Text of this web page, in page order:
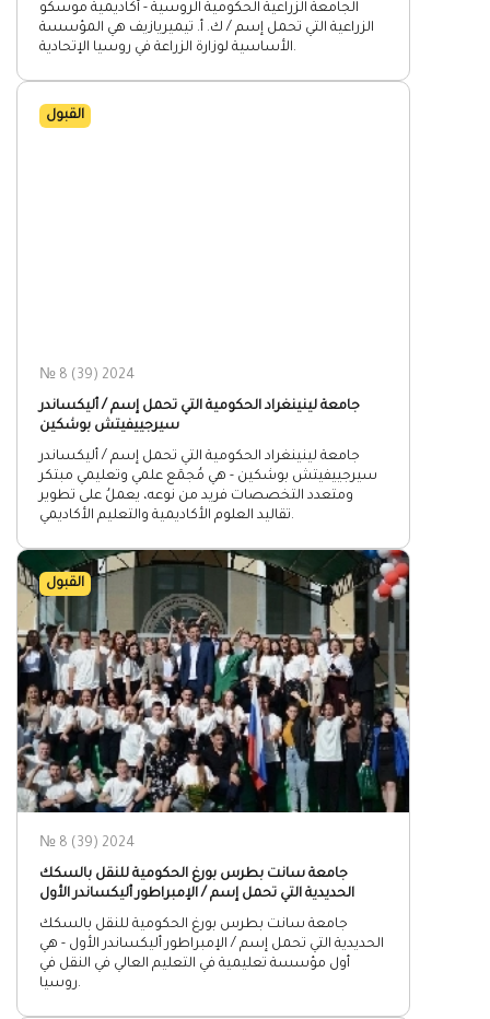
الجامعة الزراعية الحكومية الروسية - أكاديمية موسكو
الزراعية التي تحمل إسم / ك. أ. تيميريازيف هي المؤسسة
الأساسية لوزارة الزراعة في روسيا الإتحادية.
القبول
№ 8 (39) 2024
جامعة لينينغراد الحكومية التي تحمل إسم / أليكساندر
سيرجييفيتش بوشكين
جامعة لينينغراد الحكومية التي تحمل إسم / أليكساندر
سيرجييفيتش بوشكين - هي مُجمَع علمي وتعليمي مبتكر
ومتعدد التخصصات فريد من نوعه، يعملُ على تطوير
تقاليد العلوم الأكاديمية والتعليم الأكاديمي.
القبول
№ 8 (39) 2024
جامعة سانت بطرس بورغ الحكومية للنقل بالسكك
الحديدية التي تحمل إسم / الإمبراطور أليكساندر الأول
جامعة سانت بطرس بورغ الحكومية للنقل بالسكك
الحديدية التي تحمل إسم / الإمبراطور أليكساندر الأول - هي
أول مؤسسة تعليمية في التعليم العالي في النقل في
روسيا.